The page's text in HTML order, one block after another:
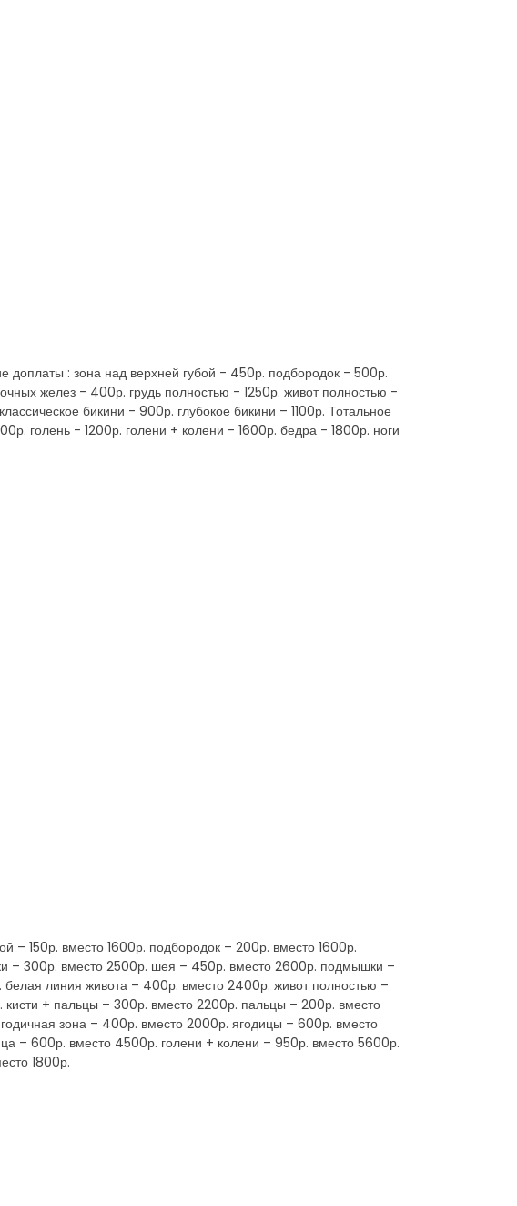
: зона над верхней губой - 450р. подбородок - 500р.
желез - 400р. грудь полностью - 1250р. живот полностью -
бикини - 900р. глубокое бикини – 1100р. Тотальное
голень - 1200р. голени + колени - 1600р. бедра - 1800р. ноги
150р. вместо 1600р. подбородок – 200р. вместо 1600р.
– 300р. вместо 2500р. шея – 450р. вместо 2600р. подмышки –
линия живота – 400р. вместо 2400р. живот полностью –
+ пальцы – 300р. вместо 2200р. пальцы – 200р. вместо
зона – 400р. вместо 2000р. ягодицы – 600р. вместо
– 600р. вместо 4500р. голени + колени – 950р. вместо 5600р.
1800р.